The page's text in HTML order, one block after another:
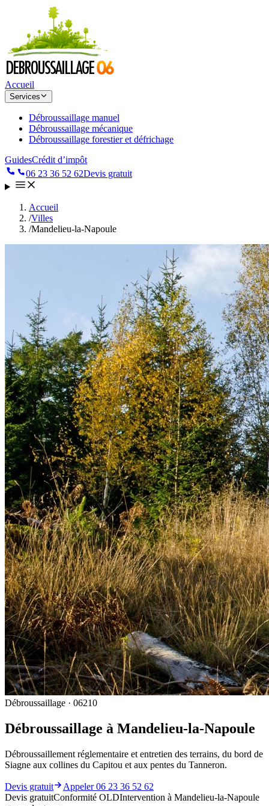
Accueil
Services
Débroussaillage manuel
Débroussaillage mécanique
Débroussaillage forestier et défrichage
GuidesCrédit d’impôt
06 23 36 52 62Devis gratuit
Accueil
/Villes
/Mandelieu-la-Napoule
Débroussaillage · 06210
Débroussaillage à Mandelieu-la-Napoule
Débroussaillement réglementaire et entretien des terrains, du bord de
Siagne aux collines du Capitou et aux pentes du Tanneron.
Devis gratuit
Appeler 06 23 36 52 62
Devis gratuitConformité OLDIntervention à Mandelieu-la-Napoule